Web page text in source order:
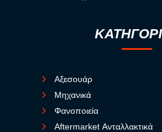
Αξεσουάρ
Μηχανικά
Φανοποιεία
Aftermarket Ανταλλακτικά